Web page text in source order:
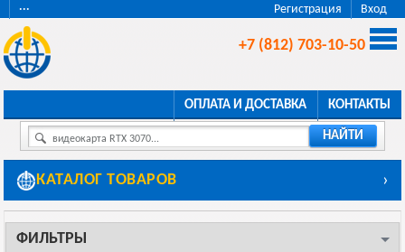
Регистрация Вход
···
+7 (812) 703-10-50
ОПЛАТА И ДОСТАВКА КОНТАКТЫ
видеокарта RTX 3070... НАЙТИ
КАТАЛОГ ТОВАРОВ ›
ФИЛЬТРЫ